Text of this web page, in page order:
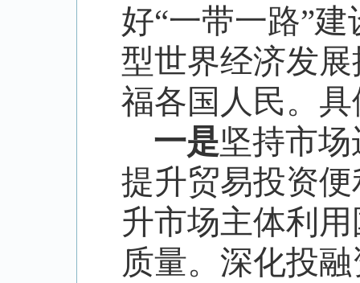
好“一带一路”建
型世界经济发
福各国人民。
一是坚持市
提升贸易投资
升市场主体利
质量。深化投